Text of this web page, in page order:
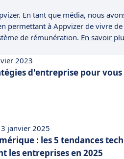
En tant que média, nous
permettant à Appvizer de vivre de
de rémunération. En savoir
2023
d'entreprise pour
janvier 2025
: les 5 tendances
les entreprises en 2025